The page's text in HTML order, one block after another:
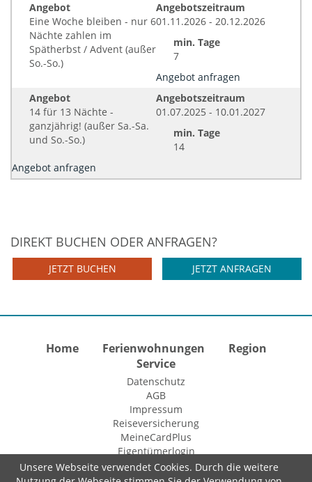
Angebot
Eine Woche bleiben - nur 6
Nächte zahlen im
Spätherbst / Advent (außer
So.-So.)
Angebotszeitraum
01.11.2026 - 20.12.2026
min. Tage
7
Angebot anfragen
Angebot
14 für 13 Nächte -
ganzjährig! (außer Sa.-Sa.
und So.-So.)
Angebotszeitraum
01.07.2025 - 10.01.2027
min. Tage
14
Angebot anfragen
DIREKT BUCHEN ODER ANFRAGEN?
JETZT ANFRAGEN
JETZT BUCHEN
Home Ferienwohnungen
Region
Service
Datenschutz
AGB
Impressum
Reiseversicherung
MeineCardPlus
Eigentümerlogin
Unsere Webseite verwendet Cookies. Durch die weitere